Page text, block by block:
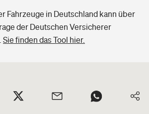
Fahrzeuge in Deutschland kann über
der Deutschen Versicherer
Sie finden das Tool hier.